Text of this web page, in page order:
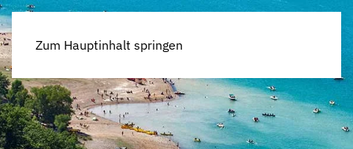
Zum Hauptinhalt springen